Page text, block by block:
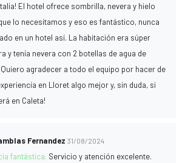
El hotel ofrece sombrilla, nevera y hielo
lo necesitamos y eso es fantástico, nunca
en un hotel así. La habitación era súper
y tenía nevera con 2 botellas de agua de
agradecer a todo el equipo por hacer de
en Lloret algo mejor y, sin duda, si
en Caleta!
Fernandez 31/08/2024
fantástica: Servicio y atención excelente.